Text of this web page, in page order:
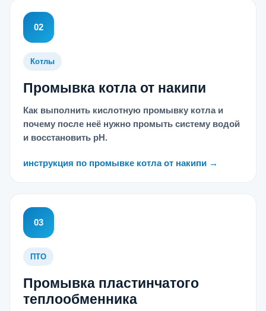
02
Котлы
Промывка котла от накипи
Как выполнить кислотную промывку котла и
почему после неё нужно промыть систему водой
и восстановить pH.
инструкция по промывке котла от накипи →
03
ПТО
Промывка пластинчатого
теплообменника